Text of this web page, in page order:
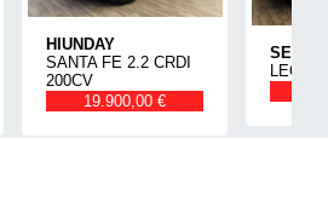
HIUNDAY
SANTA FE 2.2 CRDI
200CV
19.900,00 €
SEAT
LEON